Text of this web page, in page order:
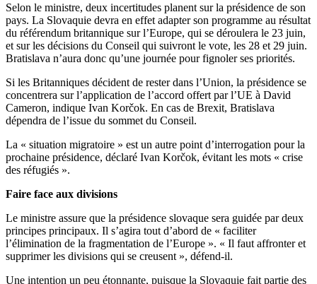
Selon le ministre, deux incertitudes planent sur la présidence de son
pays. La Slovaquie devra en effet adapter son programme au résultat
du référendum britannique sur l’Europe, qui se déroulera le 23 juin,
et sur les décisions du Conseil qui suivront le vote, les 28 et 29 juin.
Bratislava n’aura donc qu’une journée pour fignoler ses priorités.
Si les Britanniques décident de rester dans l’Union, la présidence se
concentrera sur l’application de l’accord offert par l’UE à David
Cameron, indique Ivan Korčok. En cas de Brexit, Bratislava
dépendra de l’issue du sommet du Conseil.
La « situation migratoire » est un autre point d’interrogation pour la
prochaine présidence, déclaré Ivan Korčok, évitant les mots « crise
des réfugiés ».
Faire face aux divisions
Le ministre assure que la présidence slovaque sera guidée par deux
principes principaux. Il s’agira tout d’abord de « faciliter
l’élimination de la fragmentation de l’Europe ». « Il faut affronter et
supprimer les divisions qui se creusent », défend-il.
Une intention un peu étonnante, puisque la Slovaquie fait partie des